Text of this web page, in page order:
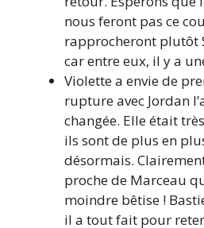
nous feront pas ce
rapprocheront plutôt
car entre eux, il y a
Violette a envie de
rupture avec Jordan
changée. Elle était
ils sont de plus en
désormais.
proche de Marceau
moindre bêtise !
il a tout fait pour